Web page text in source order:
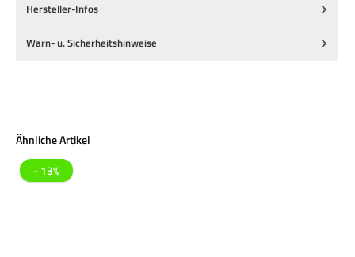
Hersteller-Infos
Warn- u. Sicherheitshinweise
Produktgalerie überspringen
Ähnliche Artikel
- 13%